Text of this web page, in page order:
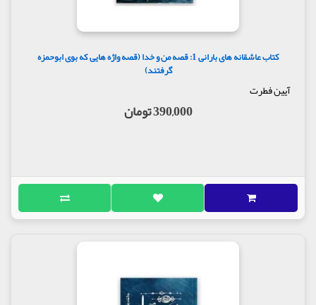
کتاب عاشقانه های بارانی 1: قصه من و خدا (قصه واژه هایی که بوی ابوحمزه
گرفتند)
آیین فطرت
390,000 تومان